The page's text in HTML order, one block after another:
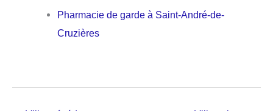
Pharmacie de garde à Saint-André-de-
Cruzières